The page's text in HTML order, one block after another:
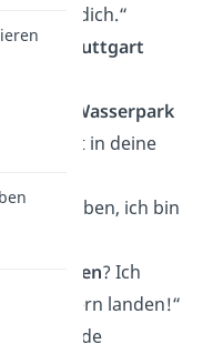
sich um dich.“
du
Stuttgart
sugar!“
Wasserpark
ich direkt in deine
Glück
haben, ich bin
Flughafen? Ich
echt gern landen!“
ich werde